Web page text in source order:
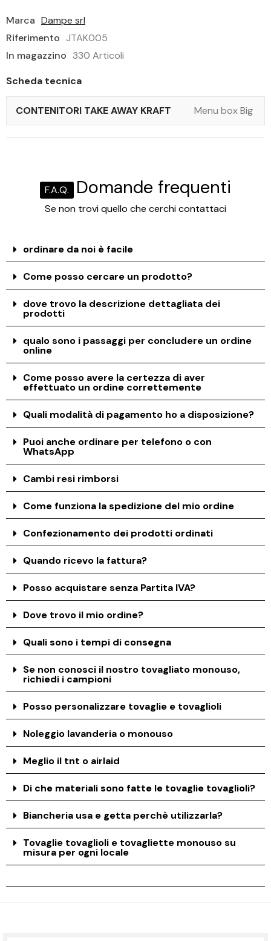
Marca Dampe srl
Riferimento JTAK005
In magazzino 330 Articoli
Scheda tecnica
CONTENITORI TAKE AWAY KRAFT Menu box Big
F.A.Q. Domande frequenti
Se non trovi quello che cerchi contattaci
ordinare da noi è facile
Come posso cercare un prodotto?
dove trovo la descrizione dettagliata dei
prodotti
qualo sono i passaggi per concludere un ordine
online
Come posso avere la certezza di aver
effettuato un ordine correttemente
Quali modalità di pagamento ho a disposizione?
Puoi anche ordinare per telefono o con
WhatsApp
Cambi resi rimborsi
Come funziona la spedizione del mio ordine
Confezionamento dei prodotti ordinati
Quando ricevo la fattura?
Posso acquistare senza Partita IVA?
Dove trovo il mio ordine?
Quali sono i tempi di consegna
Se non conosci il nostro tovagliato monouso,
richiedi i campioni
Posso personalizzare tovaglie e tovaglioli
Noleggio lavanderia o monouso
Meglio il tnt o airlaid
Di che materiali sono fatte le tovaglie tovaglioli?
Biancheria usa e getta perchè utilizzarla?
Tovaglie tovaglioli e tovagliette monouso su
misura per ogni locale